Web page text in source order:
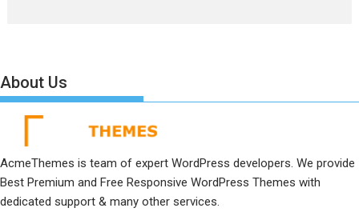
About Us
AcmeThemes is team of expert WordPress developers. We provide
Best Premium and Free Responsive WordPress Themes with
dedicated support & many other services.